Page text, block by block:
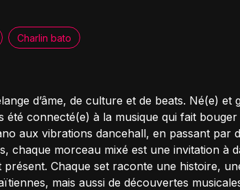
Charlin bato
d’âme, de culture et de beats. Né(e) et
été connecté(e) à la musique qui fait
aux vibrations dancehall, en passant par
chaque morceau mixé est une invitation à
présent. Chaque set raconte une histoire,
mais aussi de découvertes